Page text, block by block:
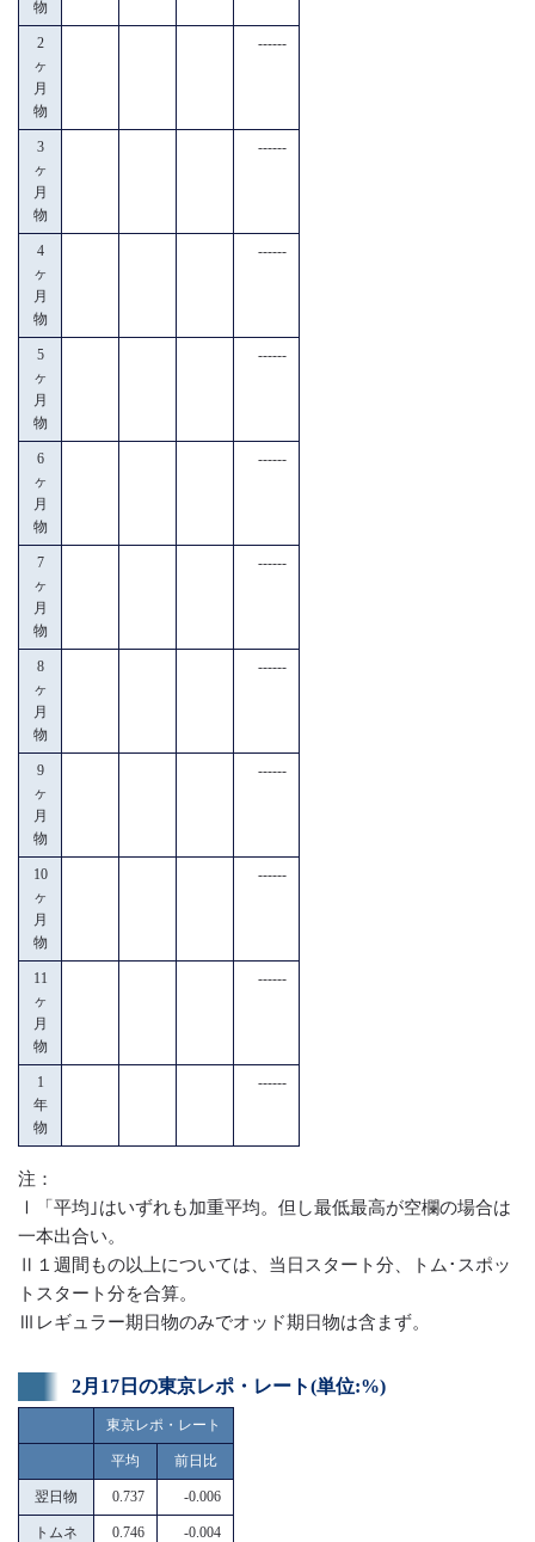
物
2
ヶ
月
物
------
3
ヶ
月
物
------
4
ヶ
月
物
------
5
ヶ
月
物
------
6
ヶ
月
物
------
7
ヶ
月
物
------
8
ヶ
月
物
------
9
ヶ
月
物
------
10
ヶ
月
物
------
11
ヶ
月
物
------
1
年
物
------
注：
Ⅰ「平均｣はいずれも加重平均。但し最低最高が空欄の場合は
一本出合い。
Ⅱ１週間もの以上については、当日スタート分、トム･スポッ
トスタート分を合算。
Ⅲレギュラー期日物のみでオッド期日物は含まず。
2月17日の東京レポ・レート(単位:%)
東京レポ・レート
平均 前日比
翌日物 0.737 -0.006
トムネ 0.746 -0.004